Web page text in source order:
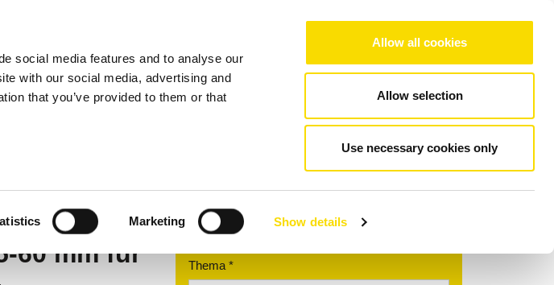
social media features and to analyse our
with our social media, advertising and
that you’ve provided to them or that
Marketing Show details
Allow all cookies
Allow selection
Use necessary cookies only
Services Unternehmen Referenzen Kontakt
60 mm für
Finden Sie Ihren
Ansprechpartner
Thema *